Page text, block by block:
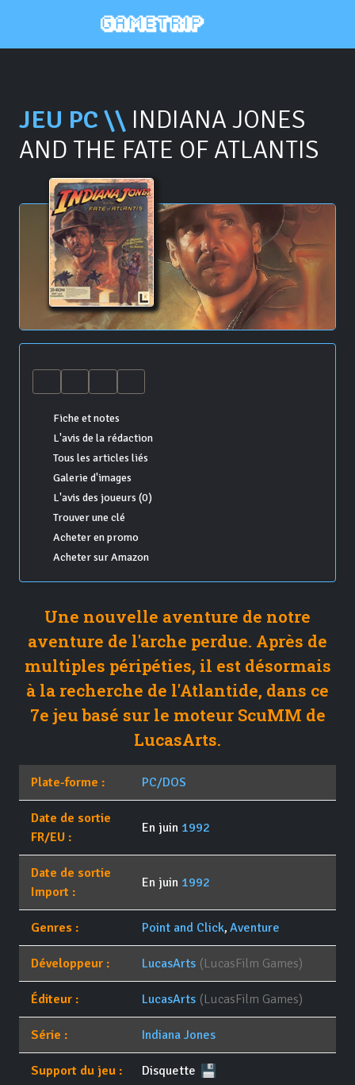
JEU PC \\ INDIANA JONES
AND THE FATE OF ATLANTIS
Fiche et notes
L'avis de la rédaction
Tous les articles liés
Galerie d'images
L'avis des joueurs (0)
Trouver une clé
Acheter en promo
Acheter sur Amazon
Une nouvelle aventure de notre
aventure de l'arche perdue. Après de
multiples péripéties, il est désormais
à la recherche de l'Atlantide, dans ce
7e jeu basé sur le moteur ScuMM de
LucasArts.
Plate-forme : PC/DOS
Date de sortie
FR/EU :
En juin 1992
Date de sortie
Import :
En juin 1992
Genres : Point and Click, Aventure
Développeur : LucasArts (LucasFilm Games)
Éditeur : LucasArts (LucasFilm Games)
Série : Indiana Jones
Support du jeu : Disquette